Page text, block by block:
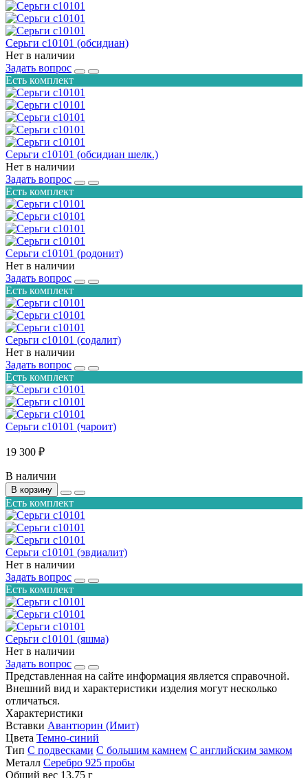
Серьги с10101 (обсидиан)
Нет в наличии
Задать вопрос
Есть комплект
Серьги с10101 (обсидиан шелк.)
Нет в наличии
Задать вопрос
Есть комплект
Серьги с10101 (родонит)
Нет в наличии
Задать вопрос
Есть комплект
Серьги с10101 (содалит)
Нет в наличии
Задать вопрос
Есть комплект
Серьги с10101 (чароит)
19 300 ₽
В наличии
В корзину
Есть комплект
Серьги с10101 (эвдиалит)
Нет в наличии
Задать вопрос
Есть комплект
Серьги с10101 (яшма)
Нет в наличии
Задать вопрос
Представленная на сайте информация является справочной.
Внешний вид и характеристики изделия могут несколько
отличаться.
Характеристики
Вставки Авантюрин (Имит)
Цвета Темно-синий
Тип С подвесками С большим камнем С английским замком
Металл Серебро 925 пробы
Общий вес 13.75 г